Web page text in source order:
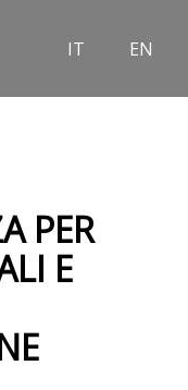
IT EN
PER
E